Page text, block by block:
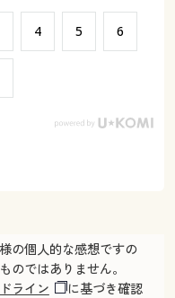
​4 ​5 ​6
の個人的な感想ですの
のではありません。
ライン
に基づき確認